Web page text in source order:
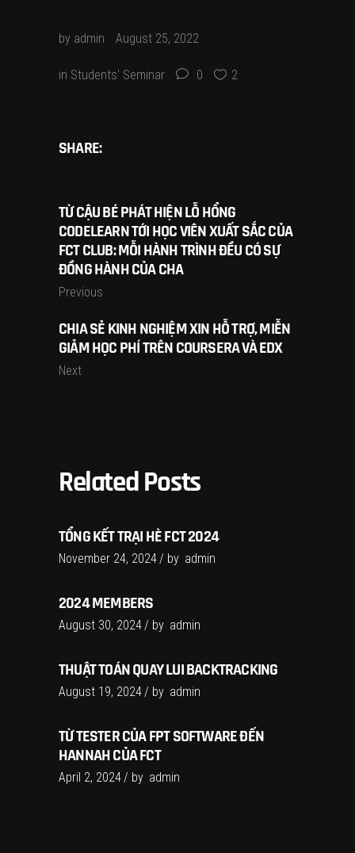
by admin August 25, 2022
in Students' Seminar 0 2
SHARE:
TỪ CẬU BÉ PHÁT HIỆN LỖ HỔNG
CODELEARN TỚI HỌC VIÊN XUẤT SẮC CỦA
FCT CLUB: MỖI HÀNH TRÌNH ĐỀU CÓ SỰ
ĐỒNG HÀNH CỦA CHA
Previous
CHIA SẺ KINH NGHIỆM XIN HỖ TRỢ, MIỄN
GIẢM HỌC PHÍ TRÊN COURSERA VÀ EDX
Next
Related Posts
TỔNG KẾT TRẠI HÈ FCT 2024
November 24, 2024 by admin
2024 MEMBERS
August 30, 2024 by admin
THUẬT TOÁN QUAY LUI BACKTRACKING
August 19, 2024 by admin
TỪ TESTER CỦA FPT SOFTWARE ĐẾN
HANNAH CỦA FCT
April 2, 2024 by admin